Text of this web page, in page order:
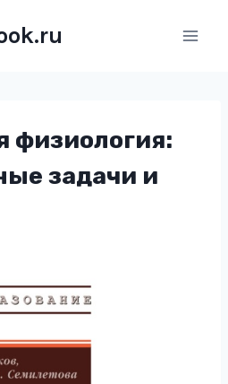
физиология:
задачи и